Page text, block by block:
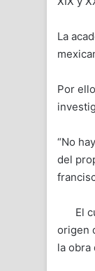
La
Por
“No
del
El
origen
la obra